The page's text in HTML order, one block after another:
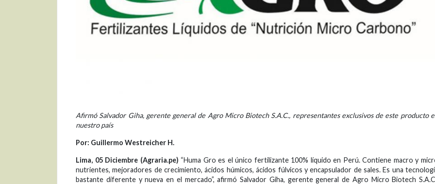
Afirmó Salvador Giha, gerente general de Agro Micro Biotech S.A.C., representantes exclusivos de este producto
nuestro país
Por: Guillermo Westreicher H.
Lima, 05 Diciembre (Agraria.pe) “Huma Gro es el único fertilizante 100% líquido en Perú. Contiene macro y
nutrientes, mejoradores de crecimiento, ácidos húmicos, ácidos fúlvicos y encapsulador de sales. Es una
bastante diferente y nueva en el mercado”, afirmó Salvador Giha, gerente general de Agro Micro Biotech